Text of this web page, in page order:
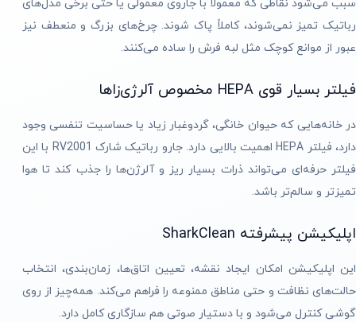
سبب می‌شود نقاطی که معمولاً با جاروی معمولی یا حتی برخی مدل‌های
رباتیک تمیز نمی‌شوند، کاملاً پاک شوند. چرخ‌های بزرگ و منعطف نیز
عبور از موانع کوچک مثل لبه فرش را ساده می‌کنند.
فیلتر بسیار قوی HEPA مخصوص آلرژی‌زاها
در خانه‌هایی که حیوان خانگی، گردوغبار زیاد یا حساسیت تنفسی وجود
دارد، فیلتر HEPA اهمیت بالایی دارد. جارو رباتیک شارک RV2001 با این
فیلتر حرفه‌ای می‌تواند ذرات بسیار ریز و آلرژن‌ها را جذب کند تا هوا
تمیزتر و سالم‌تر باشد.
اپلیکیشن پیشرفته SharkClean
این اپلیکیشن امکان ایجاد نقشه، تعیین اتاق‌ها، زمان‌بندی، انتخاب
حالت‌های نظافت و حتی مناطق ممنوعه را فراهم می‌کند. همه‌چیز از روی
گوشی کنترل می‌شود و با دستیار صوتی هم سازگاری کامل دارد.